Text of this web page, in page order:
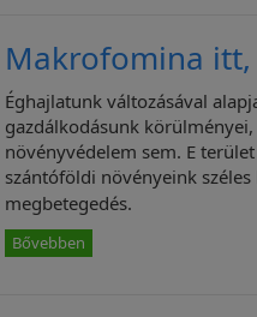
Makrofomina
Éghajlatunk változásával
gazdálkodásunk
növényvédelem sem. E
szántóföldi növényeink
megbetegedés.
Bővebben